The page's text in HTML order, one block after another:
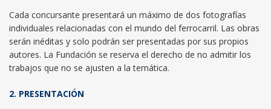
Cada concursante presentará un máximo de dos fotografías
individuales relacionadas con el mundo del ferrocarril. Las obras
serán inéditas y solo podrán ser presentadas por sus propios
autores. La Fundación se reserva el derecho de no admitir los
trabajos que no se ajusten a la temática.
2. PRESENTACIÓN